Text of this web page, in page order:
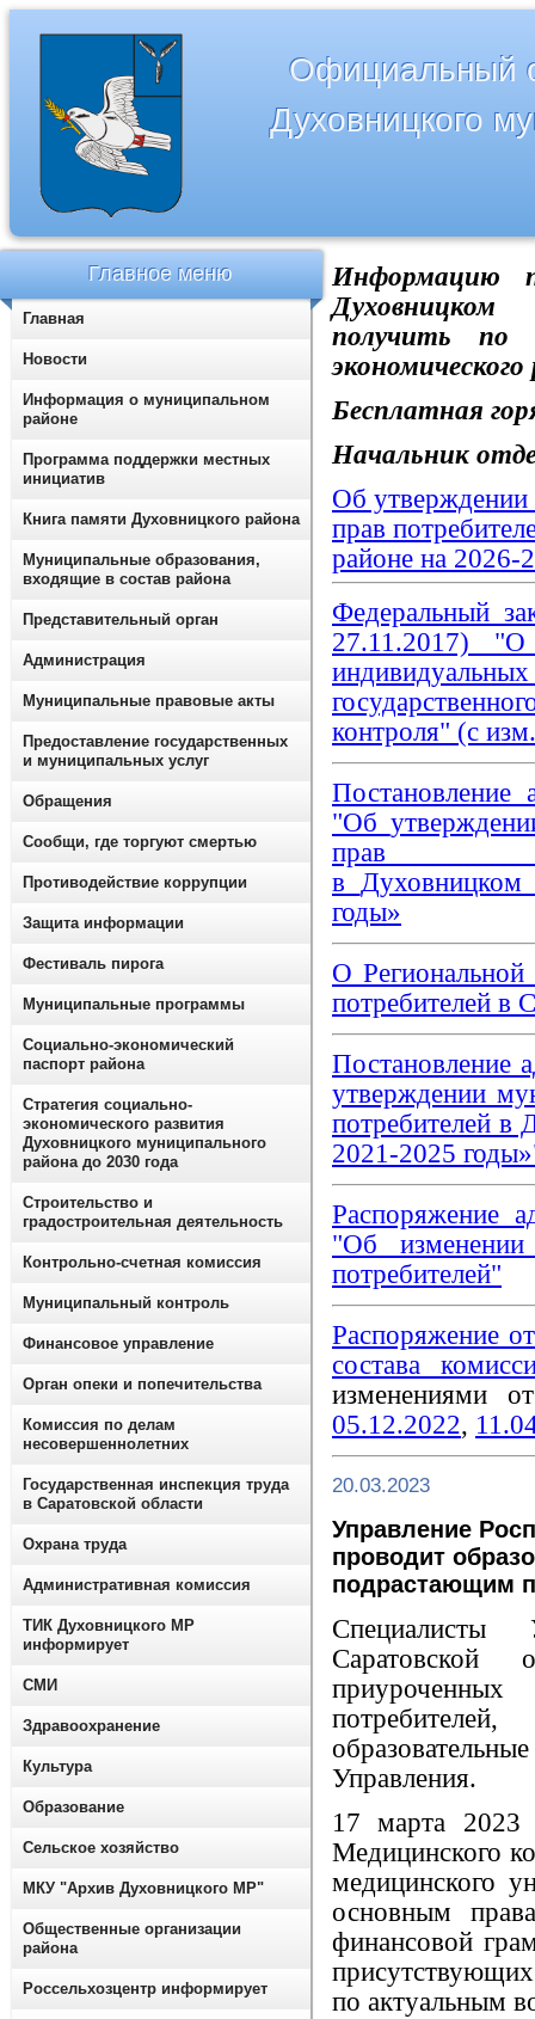
Официальный
Духовницкого
Информацию
получить по
Бесплатная
Начальник
Об
прав
районе на 2026-
Федеральный
27.11.2017)
контроля" (с
"Об
прав
в
годы»
О
потребителей в
Постановление
утверждении
потребителей в
2021-2025
Распоряжение
"Об
потребителей"
Распоряжение
состава
изменениями
05.12.2022,
20.03.2023
Управление
проводит
подрастающим
Специалисты
Саратовской
Управления.
17 марта 2023
Медицинского
медицинского
основным
финансовой
по актуальным
Главное меню
Главная
Новости
Информация о муниципальном
районе
Программа поддержки местных
инициатив
Книга памяти Духовницкого района
Муниципальные образования,
входящие в состав района
Представительный орган
Администрация
Муниципальные правовые акты
Предоставление государственных
и муниципальных услуг
Обращения
Сообщи, где торгуют смертью
Противодействие коррупции
Защита информации
Фестиваль пирога
Муниципальные программы
Социально-экономический
паспорт района
Стратегия социально-
экономического развития
Духовницкого муниципального
района до 2030 года
Строительство и
градостроительная деятельность
Контрольно-счетная комиссия
Муниципальный контроль
Финансовое управление
Орган опеки и попечительства
Комиссия по делам
несовершеннолетних
Государственная инспекция труда
в Саратовской области
Охрана труда
Административная комиссия
ТИК Духовницкого МР
информирует
СМИ
Здравоохранение
Культура
Образование
Сельское хозяйство
МКУ "Архив Духовницкого МР"
Общественные организации
района
Россельхозцентр информирует